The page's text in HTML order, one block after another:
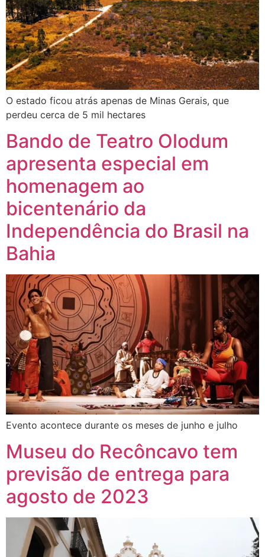
O estado ficou atrás apenas de Minas Gerais, que
perdeu cerca de 5 mil hectares
Bando de Teatro Olodum
apresenta especial em
homenagem ao
bicentenário da
Independência do Brasil na
Bahia
Evento acontece durante os meses de junho e julho
Museu do Recôncavo tem
previsão de entrega para
agosto de 2023